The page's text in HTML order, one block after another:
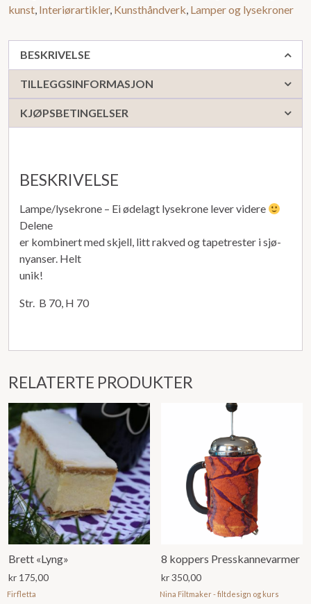
kunst, Interiørartikler, Kunsthåndverk, Lamper og lysekroner
BESKRIVELSE
TILLEGGSINFORMASJON
KJØPSBETINGELSER
BESKRIVELSE
Lampe/lysekrone – Ei ødelagt lysekrone lever videre
Delene
er kombinert med skjell, litt rakved og tapetrester i sjø-
nyanser. Helt
unik!
Str. B 70, H 70
RELATERTE PRODUKTER
Brett «Lyng»
kr 175,00
Firfletta
8 koppers Presskannevarmer
kr350,00
Nina Filtmaker - filtdesign og kurs